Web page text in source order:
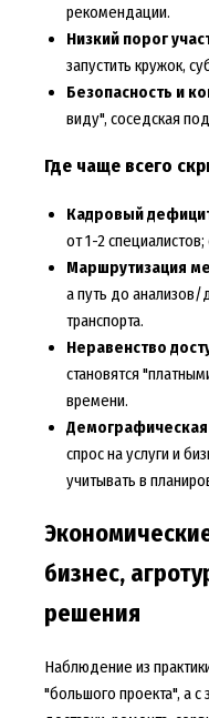
рекомендации.
Низкий порог
запустить кружок,
Безопасность и
виду", соседская
Где чаще всего
Кадровый
от 1-2
Маршрутизация
а путь до анализов/
транспорта.
Неравенство
становятся
времени.
спрос на услуги и
учитывать в
бизнес,
решения
Наблюдение из
"большого проекта", а с